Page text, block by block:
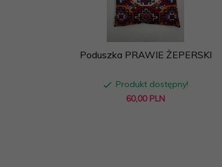
Poduszka PRAWIE ŻEPERSKI
Produkt dostępny!
60,00 PLN